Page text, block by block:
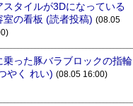
スタイルが3Dになっている
室の看板 (読者投稿) (08.05
乗った豚バラブロックの指輪
やく れい) (08.05 16:00)